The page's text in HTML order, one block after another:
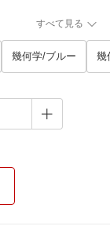
すべて見る
幾何学/ブルー 幾